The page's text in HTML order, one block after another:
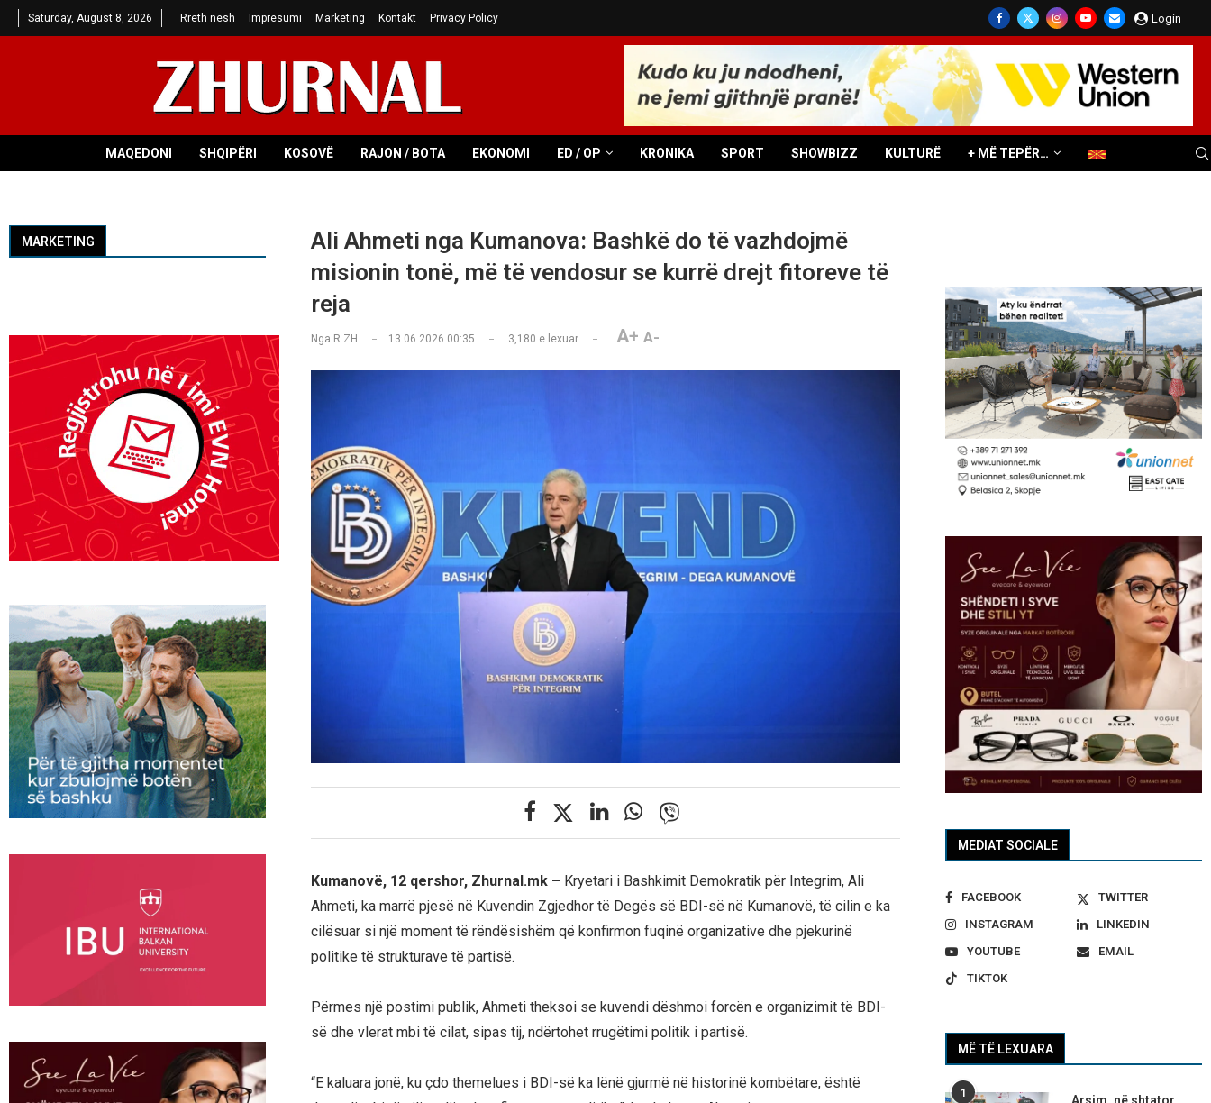
Saturday, August 8, 2026 Rreth nesh Impresumi Marketing Kontakt Privacy Policy Login
MAQEDONI SHQIPËRI KOSOVË RAJON / BOTA EKONOMI ED / OP KRONIKA SPORT SHOWBIZZ KULTURË + MË TEPËR…
Ali Ahmeti nga Kumanova: Bashkë do të vazhdojmë
misionin tonë, më të vendosur se kurrë drejt fitoreve të
reja
Nga R.ZH 13.06.2026 00:35 3,180 e lexuar A+ A-
Kumanovë, 12 qershor, Zhurnal.mk – Kryetari i Bashkimit Demokratik për Integrim, Ali
Ahmeti, ka marrë pjesë në Kuvendin Zgjedhor të Degës së BDI-së në Kumanovë, të cilin e ka
cilësuar si një moment të rëndësishëm që konfirmon fuqinë organizative dhe pjekurinë
politike të strukturave të partisë.
Përmes një postimi publik, Ahmeti theksoi se kuvendi dëshmoi forcën e organizimit të BDI-
së dhe vlerat mbi të cilat, sipas tij, ndërtohet rrugëtimi politik i partisë.
“E kaluara jonë, ku çdo themelues i BDI-së ka lënë gjurmë në historinë kombëtare, është
MEDIAT SOCIALE
FACEBOOK
TWITTER
INSTAGRAM
LINKEDIN
YOUTUBE
EMAIL
TIKTOK
MË TË LEXUARA
1
MARKETING